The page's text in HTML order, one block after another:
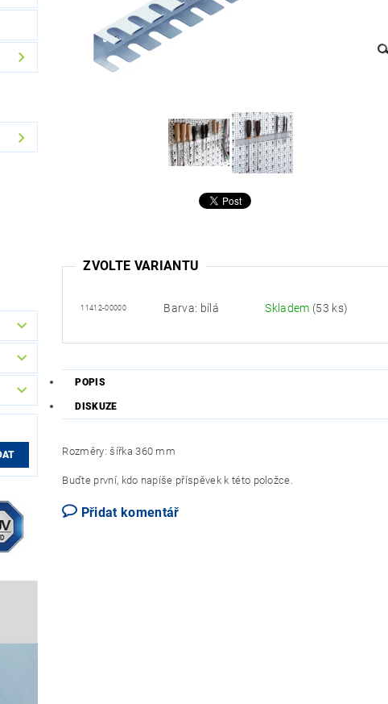
ZVOLTE VARIANTU
11412-00000 Barva: bílá Skladem (53 ks)
POPIS
DISKUZE
Rozměry: šířka 360 mm
Buďte první, kdo napíše příspěvek k této položce.
Přidat komentář